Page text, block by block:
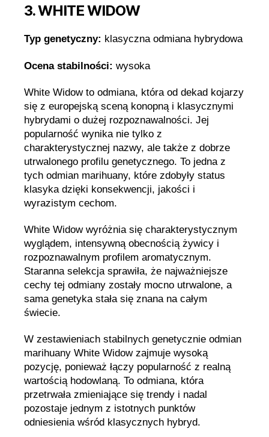
3. WHITE WIDOW
Typ genetyczny: klasyczna odmiana hybrydowa
Ocena stabilności: wysoka
White Widow to odmiana, która od dekad kojarzy
się z europejską sceną konopną i klasycznymi
hybrydami o dużej rozpoznawalności. Jej
popularność wynika nie tylko z
charakterystycznej nazwy, ale także z dobrze
utrwalonego profilu genetycznego. To jedna z
tych odmian marihuany, które zdobyły status
klasyka dzięki konsekwencji, jakości i
wyrazistym cechom.
White Widow wyróżnia się charakterystycznym
wyglądem, intensywną obecnością żywicy i
rozpoznawalnym profilem aromatycznym.
Staranna selekcja sprawiła, że najważniejsze
cechy tej odmiany zostały mocno utrwalone, a
sama genetyka stała się znana na całym
świecie.
W zestawieniach stabilnych genetycznie odmian
marihuany White Widow zajmuje wysoką
pozycję, ponieważ łączy popularność z realną
wartością hodowlaną. To odmiana, która
przetrwała zmieniające się trendy i nadal
pozostaje jednym z istotnych punktów
odniesienia wśród klasycznych hybryd.